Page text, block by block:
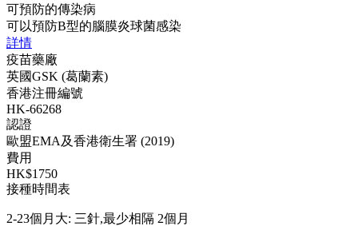
可預防的傳染病
可以預防B型的腦膜炎球菌感染
詳情
疫苗藥廠
英國GSK (葛蘭素)
香港注冊編號
HK-66268
認證
歐盟EMA及香港衛生署 (2019)
費用
HK$1750
接種時間表
2-23個月大: 三針,最少相隔 2個月